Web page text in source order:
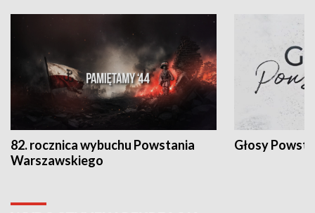
82. rocznica wybuchu Powstania
Warszawskiego
Głosy